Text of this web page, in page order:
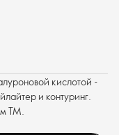
кислотой -
и контуринг.
TM.